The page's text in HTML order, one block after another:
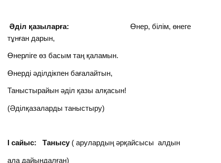
Әділ қазыларға:
Өнер, білім, өнеге
тұнған дарын,
Өнерліге өз басым таң қаламын.
Өнерді әділдікпен бағалайтын,
Таныстырайын әділ қазы алқасын!
(Әділқазаларды таныстыру)
І сайыс: Танысу ( арулардың әрқайсысы алдын
ала дайындалған)